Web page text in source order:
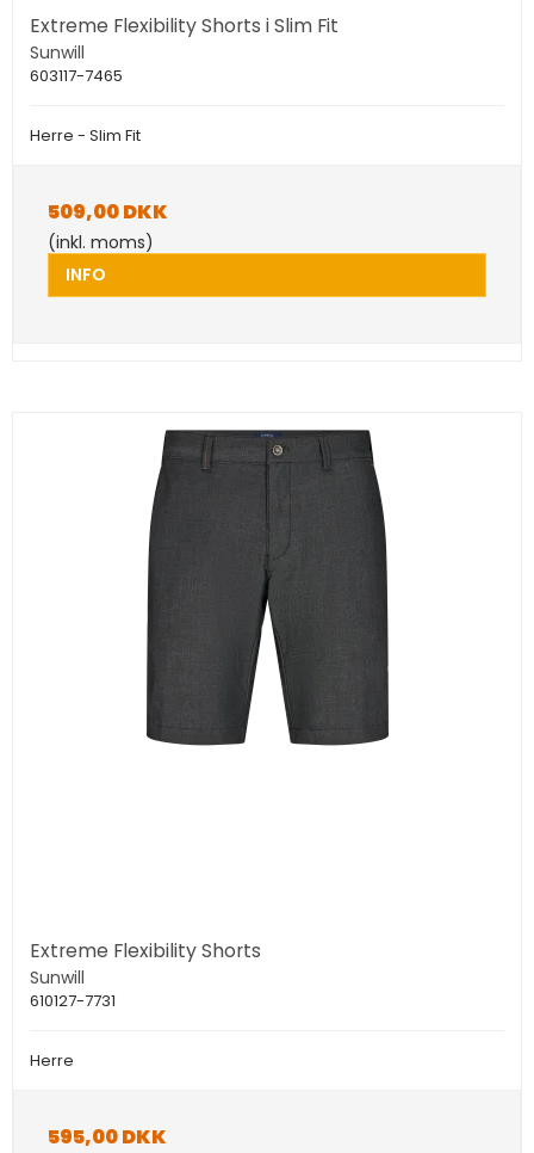
Extreme Flexibility Shorts i Slim Fit
Sunwill
603117-7465
Herre - Slim Fit
509,00 DKK
(inkl. moms)
INFO
Extreme Flexibility Shorts
Sunwill
610127-7731
Herre
595,00 DKK